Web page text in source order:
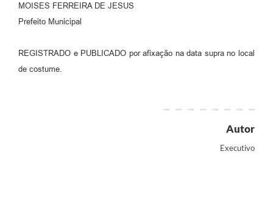
MOISES FERREIRA DE JESUS
Prefeito Municipal
REGISTRADO e PUBLICADO por afixação na data supra no local
de costume.
Autor
Executivo